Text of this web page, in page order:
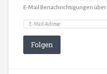
E-Mail Benachrichtigungen
Folgen